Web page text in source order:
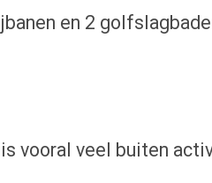
en 2
vooral veel buiten